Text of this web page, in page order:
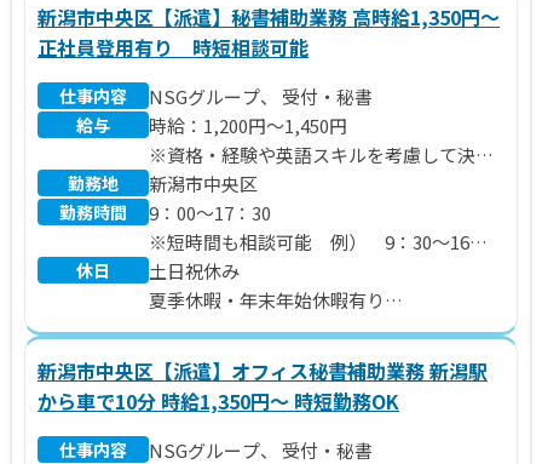
新潟市中央区【派遣】秘書補助業務 高時給1,350円～
正社員登用有り 時短相談可能
仕事内容 NSGグループ、 受付・秘書
給与
時給：1,200円～1,450円
※資格・経験や英語スキルを考慮して決定
いたします。
※別途 残業代、交通費支給いたします。
【月給例】
＠1,350円×7.5時間×21日＝212,625円
【時給例】
未経験者：1,200円
秘書実務経験ありかつ英会話ができる方：
1,450円
勤務地 新潟市中央区
勤務時間
9：00～17：30
※短時間も相談可能 例） 9：30～16：
30、9：00～16：00
休日
土日祝休み
夏季休暇・年末年始休暇有り
年間休日120日
新潟市中央区【派遣】オフィス秘書補助業務 新潟駅
から車で10分 時給1,350円～ 時短勤務OK
仕事内容 NSGグループ、 受付・秘書